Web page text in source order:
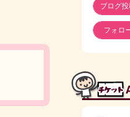
ブログ
フォロ